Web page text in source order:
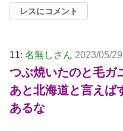
レスにコメント
11: 名無しさん 2023/05/
つぶ焼いたのと毛ガ
あと北海道と言えば
あるな